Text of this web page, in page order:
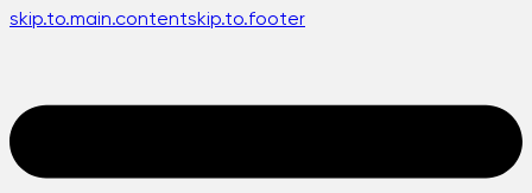
skip.to.main.contentskip.to.footer